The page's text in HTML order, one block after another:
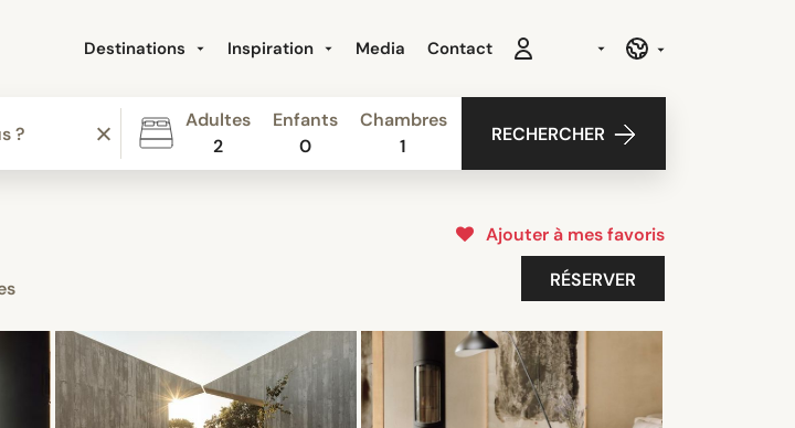
Destinations Inspiration Media Contact
Adultes
2
Enfants
0
Chambres
1
RECHERCHER
Ajouter à mes favoris
RÉSERVER